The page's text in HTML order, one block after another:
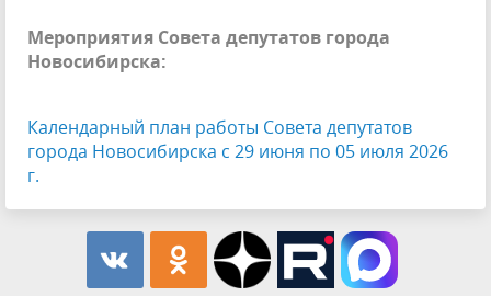
Мероприятия Совета депутатов города
Новосибирска:
Календарный план работы Совета депутатов
города Новосибирска с 29 июня по 05 июля 2026
г.